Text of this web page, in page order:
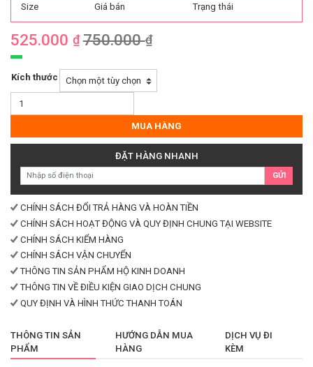
Size Giá bán Trạng thái
525.000 ₫ 750.000₫
Kích thước
Blindbox
số
MUA HÀNG
ĐẶT HÀNG NHANH
GỬI
CHÍNH SÁCH ĐỔI TRẢ HÀNG VÀ HOÀN TIỀN
CHÍNH SÁCH HOẠT ĐỘNG VÀ QUY ĐỊNH CHUNG TẠI WEBSITE
CHÍNH SÁCH KIỂM HÀNG
CHÍNH SÁCH VẬN CHUYỂN
THÔNG TIN SẢN PHẨM HỘ KINH DOANH
THÔNG TIN VỀ ĐIỀU KIỆN GIAO DỊCH CHUNG
QUY ĐỊNH VÀ HÌNH THỨC THANH TOÁN
THÔNG TIN SẢN
PHẨM
HƯỚNG DẪN MUA
HÀNG
DỊCH VỤ ĐI
KÈM